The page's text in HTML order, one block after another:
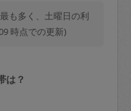
場合、毎週定
月1回までキャ
も多く、土曜日の利
時点での更新)
は？